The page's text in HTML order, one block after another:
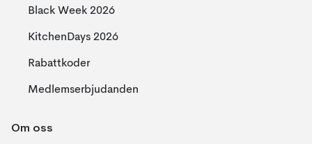
Black Week 2026
KitchenDays 2026
Rabattkoder
Medlemserbjudanden
Om oss